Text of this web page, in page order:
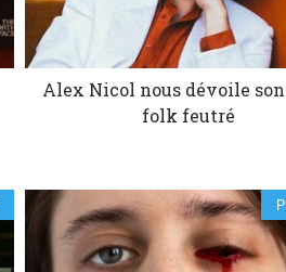
Alex Nicol nous dévoile
folk feutré